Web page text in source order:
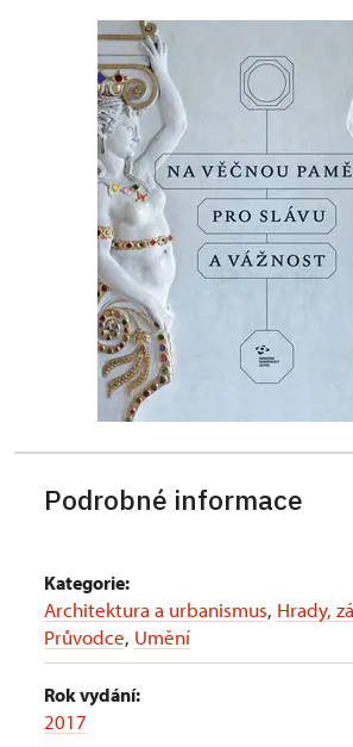
Podrobné informace
Kategorie:
Architektura a urbanismus, Hrady,
Průvodce, Umění
Rok vydání:
2017